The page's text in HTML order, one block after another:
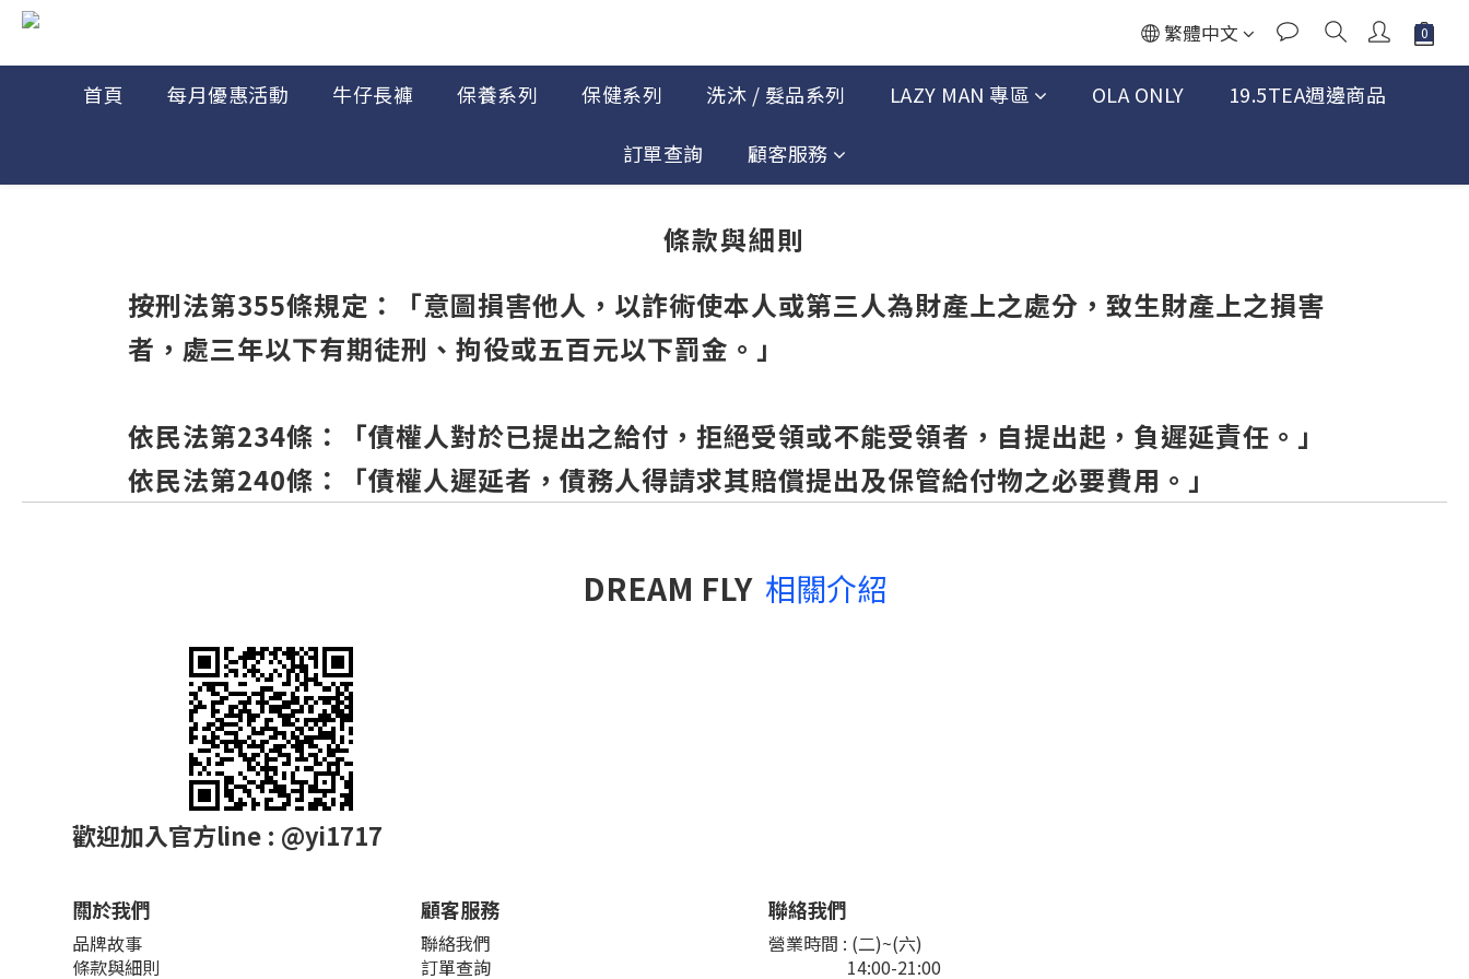
繁體中文
首頁 每月優惠活動 牛仔長褲 保養系列 保健系列 洗沐 / 髮品系列 LAZY MAN 專區 OLA ONLY 19.5TEA週邊商品
訂單查詢 顧客服務
條款與細則
按刑法第355條規定：「意圖損害他人，以詐術使本人或第三人為財產上之處分，致生財產上之損害
者，處三年以下有期徒刑、拘役或五百元以下罰金。」
依民法第234條：「債權人對於已提出之給付，拒絕受領或不能受領者，自提出起，負遲延責任。」
依民法第240條：「債權人遲延者，債務人得請求其賠償提出及保管給付物之必要費用。」
DREAM FLY 相關介紹
歡迎加入官方line : @yi1717
關於我們
品牌故事
條款與細則
顧客服務
聯絡我們
訂單查詢
聯絡我們
營業時間 : (二)~(六)
14:00-21:00